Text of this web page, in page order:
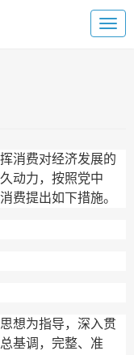
消费对经济发展的
动力，按照党中
费提出如下措施。
想为指导，深入贯
基调，完整、准